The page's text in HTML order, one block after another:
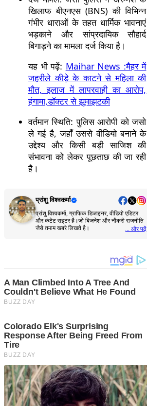
खिलाफ बीएनएस (BNS) की विभिन्न
गंभीर धाराओं के तहत धार्मिक भावनाएं
भड़काने और सांप्रदायिक सौहार्द
बिगाड़ने का मामला दर्ज किया है।
यह भी पढ़ें: Maihar News :मैहर में
जहरीले कीड़े के काटने से महिला की
मौत, इलाज में लापरवाही का आरोप,
हंगामा,डॉक्टर से झूमाझटकी
वर्तमान स्थिति: पुलिस आरोपी को जसो
ले गई है, जहाँ उससे वीडियो बनाने के
उद्देश्य और किसी बड़ी साजिश की
संभावना को लेकर पूछताछ की जा रही
है।
प्रांशु विश्वकर्मा
प्रांशु विश्वकर्मा, ग्राफिक डिजाइनर, वीडियो एडिटर
और कंटेंट राइटर है।जो बिजनेश और नौकरी राजनीति
जैसे तमाम खबरे लिखते है।
... और पढ़ें